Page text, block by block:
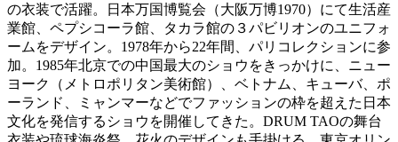
の衣装で活躍。日本万国博覧会（大阪万博1970）にて生活産
業館、ペプシコーラ館、タカラ館の３パビリオンのユニフォ
ームをデザイン。1978年から22年間、パリコレクションに参
加。1985年北京での中国最大のショウをきっかけに、ニュー
ヨーク（メトロポリタン美術館）、ベトナム、キューバ、ポ
ーランド、ミャンマーなどでファッションの枠を超えた日本
文化を発信するショウを開催してきた。DRUM TAOの舞台